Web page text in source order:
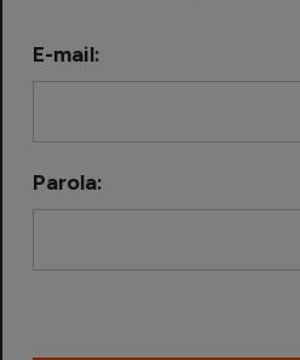
Echipa Națională
E-mail:
Parola: